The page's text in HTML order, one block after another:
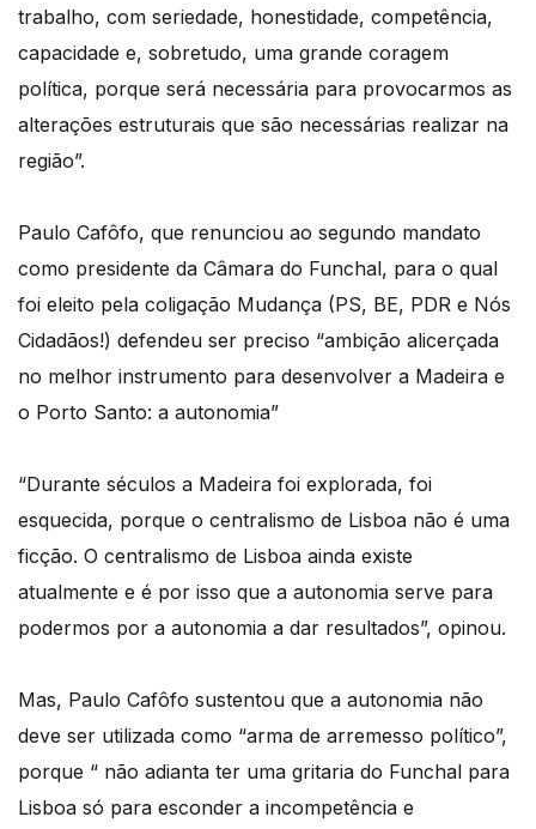
trabalho, com seriedade, honestidade, competência,
capacidade e, sobretudo, uma grande coragem
política, porque será necessária para provocarmos as
alterações estruturais que são necessárias realizar na
região”.
Paulo Cafôfo, que renunciou ao segundo mandato
como presidente da Câmara do Funchal, para o qual
foi eleito pela coligação Mudança (PS, BE, PDR e Nós
Cidadãos!) defendeu ser preciso “ambição alicerçada
no melhor instrumento para desenvolver a Madeira e
o Porto Santo: a autonomia”
“Durante séculos a Madeira foi explorada, foi
esquecida, porque o centralismo de Lisboa não é uma
ficção. O centralismo de Lisboa ainda existe
atualmente e é por isso que a autonomia serve para
podermos por a autonomia a dar resultados”, opinou.
Mas, Paulo Cafôfo sustentou que a autonomia não
deve ser utilizada como “arma de arremesso político”,
porque “ não adianta ter uma gritaria do Funchal para
Lisboa só para esconder a incompetência e